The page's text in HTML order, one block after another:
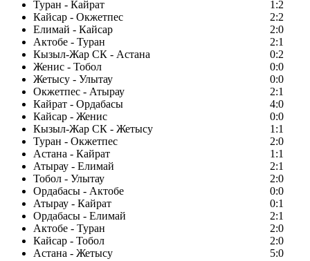
Туран - Кайрат
1:2
Кайсар - Окжетпес
2:2
Елимай - Кайсар
2:0
Актобе - Туран
2:1
Кызыл-Жар СК - Астана
0:2
Женис - Тобол
0:0
Жетысу - Улытау
0:0
Окжетпес - Атырау
2:1
Кайрат - Ордабасы
4:0
Кайсар - Женис
0:0
Кызыл-Жар СК - Жетысу
1:1
Туран - Окжетпес
2:0
Астана - Кайрат
1:1
Атырау - Елимай
2:1
Тобол - Улытау
2:0
Ордабасы - Актобе
0:0
Атырау - Кайрат
0:1
Ордабасы - Елимай
2:1
Актобе - Туран
2:0
Кайсар - Тобол
2:0
Астана - Жетысу
5:0